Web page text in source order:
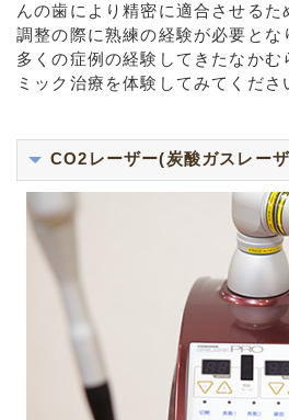
んの歯により精密に適合させる
調整の際に熟練の経験が必要とな
多くの症例の経験してきたなかむ
ミック治療を体験してみてくださ
CO2レーザー(炭酸ガスレー